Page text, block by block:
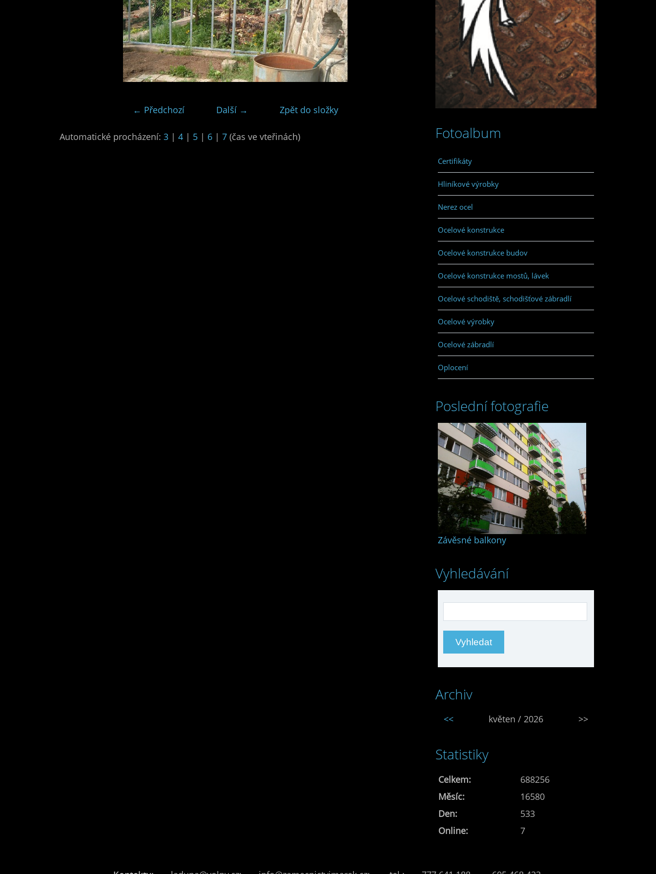
← Předchozí Další → Zpět do složky
Automatické procházení: 3 | 4 | 5 | 6 | 7 (čas ve vteřinách) Fotoalbum
Certifikáty
Hliníkové výrobky
Nerez ocel
Ocelové konstrukce
Ocelové konstrukce budov
Ocelové konstrukce mostů, lávek
Ocelové schodiště, schodišťové zábradlí
Ocelové výrobky
Ocelové zábradlí
Oplocení
Poslední fotografie
Závěsné balkony
Vyhledávání
Archiv
<< květen / 2026 >>
Statistiky
Online: 7
Celkem:
688256
Měsíc:
16580
Den:
533